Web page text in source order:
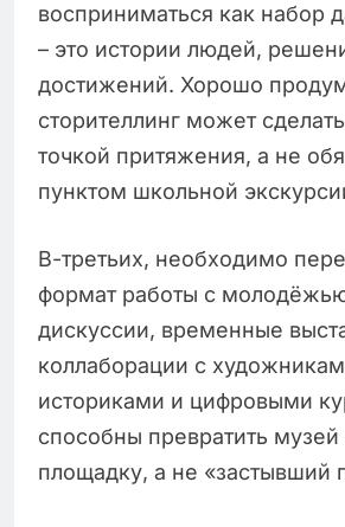
восприниматься как набор
– это истории людей,
достижений. Хорошо
сторителлинг может
точкой притяжения, а не
пунктом школьной
В-третьих, необходимо
формат работы с
дискуссии, временные
коллаборации с
историками и цифровыми
способны превратить
площадку, а не «застывший